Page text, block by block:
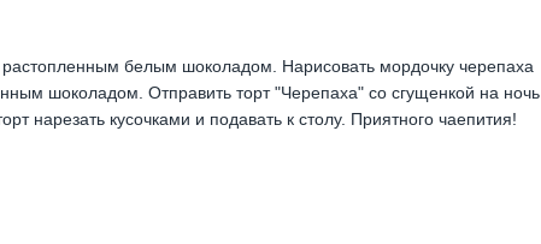
белым шоколадом. Нарисовать мордочку черепаха
шоколадом. Отправить торт "Черепаха" со сгущенкой на ночь
нарезать кусочками и подавать к столу. Приятного чаепития!